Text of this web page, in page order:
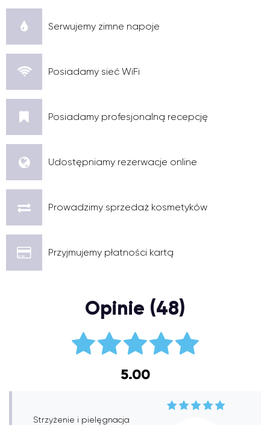
Serwujemy zimne napoje
Posiadamy sieć WiFi
Posiadamy profesjonalną recepcję
Udostępniamy rezerwacje online
Prowadzimy sprzedaż kosmetyków
Przyjmujemy płatności kartą
Opinie (48)
5.00
Strzyżenie i pielęgnacja